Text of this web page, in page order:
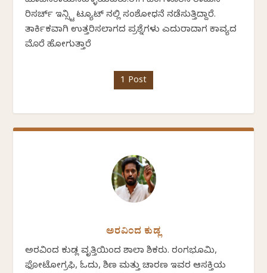
ರಿಸರ್ಚ್ ಇನ್ಸ್ಟಿ ಟ್ಯೂಟ್ ನಲ್ಲಿ ಸಂಶೋಧನೆ ನಡೆಸುತ್ತಿದ್ದಾರೆ.
ತಾರ್ಕಿಕವಾಗಿ ಉತ್ತರಿಸಲಾಗದ ಪ್ರಶ್ನೆಗಳು ಎದುರಾದಾಗ ಕಾವ್ಯದ
ಮೊರೆ ಹೋಗುತ್ತಾರೆ
1 Post
ಅರವಿಂದ ಕುಡ್ಲ
ಅರವಿಂದ ಕುಡ್ಲ ವೃತ್ತಿಯಿಂದ ಶಾಲಾ ಶಿಕ್ಷಕರು. ರಂಗಭೂಮಿ,
ಫೋಟೋಗ್ರಫಿ, ಓದು, ಶಿಕ್ಷಣ ಮತ್ತು ಚಾರಣ ಇವರ ಆಸಕ್ತಿಯ